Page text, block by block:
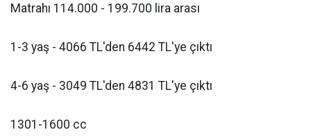
Matrahı 114.000 - 199.700 lira arası
1-3 yaş - 4066 TL'den 6442 TL'ye çıktı
4-6 yaş - 3049 TL'den 4831 TL'ye çıktı
1301-1600 cc